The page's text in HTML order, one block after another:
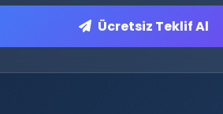
Ücretsiz Teklif Al